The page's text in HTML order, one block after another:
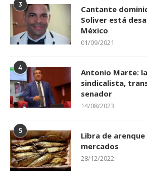
3
Cantante
Soliver está
México
01/09/2021
4
Antonio Marte:
sindicalista,
senador
14/08/2023
5
Libra de arenque
mercados
28/12/2022